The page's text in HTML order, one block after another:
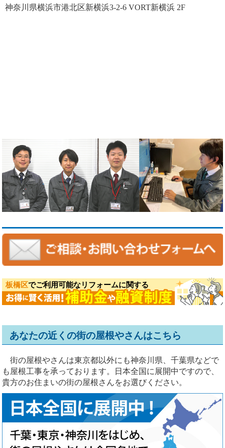
神奈川県横浜市港北区新横浜3-2-6 VORT新横浜 2F
板橋区でご利用可能なリフォームに関する
あなたの近くの街の屋根やさんはこちら
街の屋根やさんは東京都以外にも神奈川県、千葉県などで
も屋根工事を承っております。日本全国に展開中ですので、
貴方のお住まいの街の屋根さんをお選びください。